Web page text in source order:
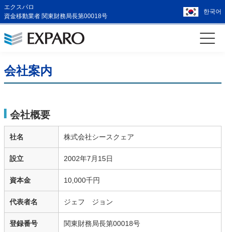
エクスパロ
資金移動業者 関東財務局長第00018号
한국어
会社案内
会社概要
社名 株式会社シースクェア
設立 2002年7月15日
資本金 10,000千円
代表者名 ジェフ ジョン
登録番号 関東財務局長第00018号